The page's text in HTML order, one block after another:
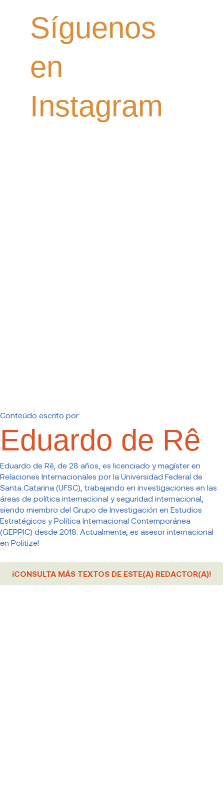
Síguenos
en
Instagram
Conteúdo escrito por:
Eduardo de Rê
Eduardo de Rê, de 28 años, es licenciado y magíster en
Relaciones Internacionales por la Universidad Federal de
Santa Catarina (UFSC), trabajando en investigaciones en las
áreas de política internacional y seguridad internacional,
siendo miembro del Grupo de Investigación en Estudios
Estratégicos y Política Internacional Contemporánea
(GEPPIC) desde 2018. Actualmente, es asesor internacional
en Politize!
¡CONSULTA MÁS TEXTOS DE ESTE(A) REDACTOR(A)!